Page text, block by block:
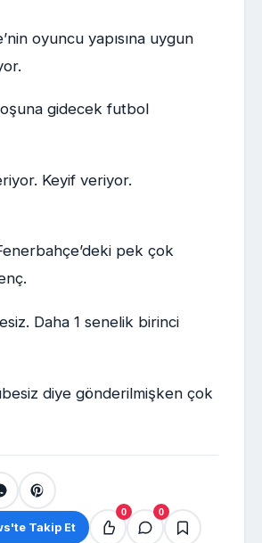
oyuncu yapısına uygun
gidecek futbol
Keyif veriyor.
pek çok
Daha 1 senelik birinci
diye gönderilmişken çok
Takip Et
0 0